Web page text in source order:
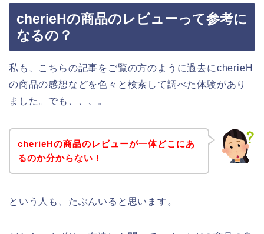
cherieHの商品のレビューって参考に
なるの？
私も、こちらの記事をご覧の方のように過去にcherieH
の商品の感想などを色々と検索して調べた体験があり
ました。でも、、、。
cherieHの商品のレビューが一体どこにあ
るのか分からない！
という人も、たぶんいると思います。